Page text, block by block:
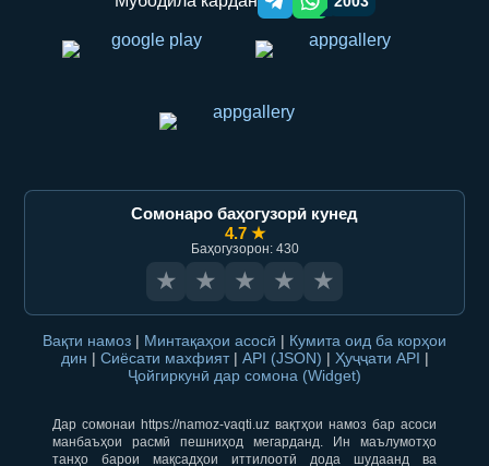
Telegram orqali ulashish
WhatsApp orqali ulashish
Сомонаро баҳогузорӣ кунед
4.7 ★
Баҳогузорон: 430
★ ★ ★ ★ ★
Вақти намоз | Минтақаҳои асосӣ | Кумита оид ба корҳои
дин | Сиёсати махфият | API (JSON) | Ҳуҷҷати API |
Ҷойгиркунӣ дар сомона (Widget)
Дар сомонаи https://namoz-vaqti.uz вақтҳои намоз бар асоси
манбаъҳои расмӣ пешниҳод мегарданд. Ин маълумотҳо
танҳо барои мақсадҳои иттилоотӣ дода шудаанд ва